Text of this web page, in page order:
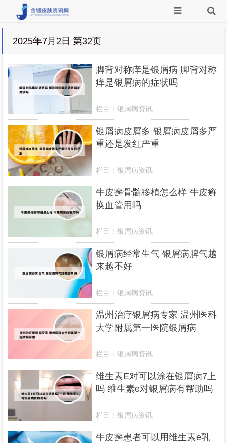
2025年7月2日 第32页
脚背对称痒是银屑病 脚背对称
痒是银屑病的症状吗
栏目：银屑病资讯
银屑病皮屑多 银屑病皮屑多严
重还是发红严重
栏目：银屑病资讯
牛皮癣骨髓移植怎么样 牛皮癣
换血管用吗
栏目：银屑病资讯
银屑病经常生气 银屑病脾气越
来越不好
栏目：银屑病资讯
温州治疗银屑病专家 温州医科
大学附属第一医院银屑病
栏目：银屑病资讯
维生素E对可以涂在银屑病7上
吗 维生素e对银屑病有帮助吗
栏目：银屑病资讯
牛皮癣患者可以用维生素e乳